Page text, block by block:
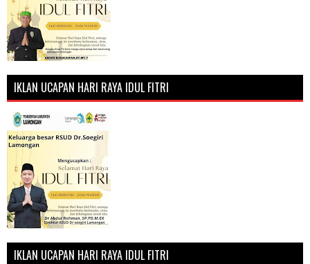
IKLAN UCAPAN HARI RAYA IDUL FITRI
IKLAN UCAPAN HARI RAYA IDUL FITRI